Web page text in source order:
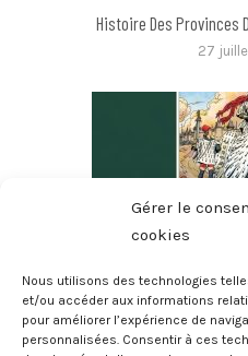
Gérer le
cookies
Nous utilisons des technologies
et/ou accéder aux informations
pour améliorer l’expérience de
personnalisées. Consentir à ces
Histoire Des Provinces
27
2000 Deux Mille Ans